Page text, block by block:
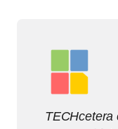
TECHcetera